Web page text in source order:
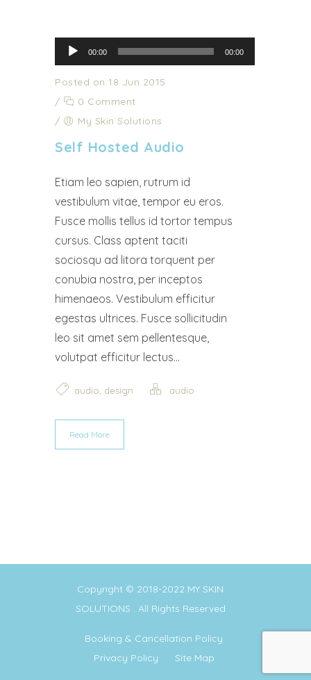
Audio Player
00:00 00:00
Posted on 18 Jun 2015
/
0 Comment
/
My Skin Solutions
Self Hosted Audio
Etiam leo sapien, rutrum id
vestibulum vitae, tempor eu eros.
Fusce mollis tellus id tortor tempus
cursus. Class aptent taciti
sociosqu ad litora torquent per
conubia nostra, per inceptos
himenaeos. Vestibulum efficitur
egestas ultrices. Fusce sollicitudin
leo sit amet sem pellentesque,
volutpat efficitur lectus...
audio, design audio
Read More
Copyright © 2018-2022 MY SKIN
SOLUTIONS . All Rights Reserved
Booking & Cancellation Policy
Privacy Policy
Site Map